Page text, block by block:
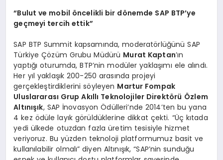
“Bulut ve mobil öncelikli bir dönemde SAP BTP’ye
geçmeyi tercih ettik”
SAP BTP Summit kapsamında, moderatörlüğünü SAP
Türkiye Çözüm Grubu Müdürü Murat Kaptan’ın
yaptığı oturumda, BTP’nin modüler yaklaşımı ele alındı.
Her yıl yaklaşık 200-250 arasında projeyi
gerçekleştirdiklerini söyleyen Martur Fompak
Uluslararası Grup Akıllı Teknolojiler Direktörü Özlem
Altınışık, SAP İnovasyon Ödülleri’nde 2014’ten bu yana
4 kez ödüle layık görüldüklerine dikkat çekti. “Üç kıtada
yedi ülkede otuzdan fazla üretim tesisiyle hizmet
veriyoruz. Bu yüzden teknoloji platformumuz basit ve
kullanılabilir olmalı” diyen Altınışık, “SAP’nin sunduğu